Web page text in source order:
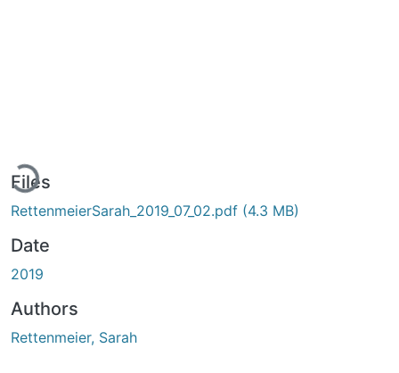
Files
RettenmeierSarah_2019_07_02.pdf (4.3 MB)
Date
2019
Authors
Rettenmeier, Sarah